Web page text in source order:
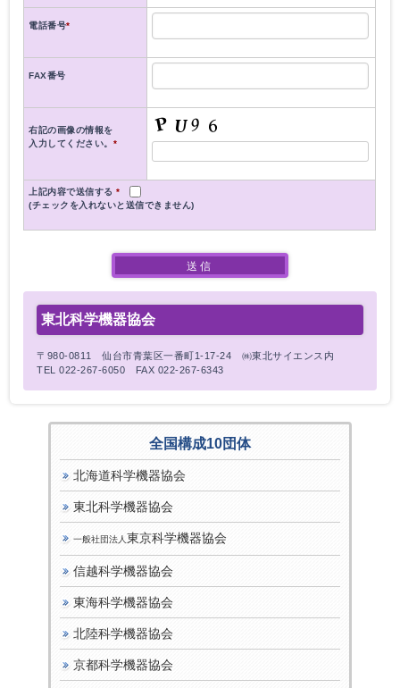
電話番号*
FAX番号
右記の画像の情報を
入力してください。 *
上記内容で送信する*
(チェックを入れないと送信できません)
東北科学機器協会
〒980-0811 仙台市青葉区一番町1-17-24 ㈱東北サイエンス内
TEL 022-267-6050 FAX 022-267-6343
全国構成10団体
北海道科学機器協会
東北科学機器協会
一般社団法人東京科学機器協会
信越科学機器協会
東海科学機器協会
北陸科学機器協会
京都科学機器協会